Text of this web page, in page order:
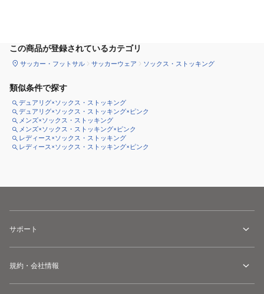
この商品が登録されているカテゴリ
サッカー・フットサル サッカーウェア ソックス・ストッキング
類似条件で探す
デュアリグ×ソックス・ストッキング
デュアリグ×ソックス・ストッキング×ピンク
メンズ×ソックス・ストッキング
メンズ×ソックス・ストッキング×ピンク
レディース×ソックス・ストッキング
レディース×ソックス・ストッキング×ピンク
サポート
規約・会社情報